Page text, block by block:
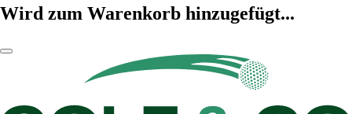
Wird zum Warenkorb hinzugefügt...